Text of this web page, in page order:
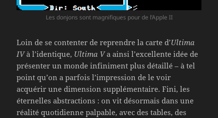
Les donjons sont magnifiques pour de l’Apple II
Loin de se contenter de reprendre la carte d’Ultima
IVà l’identique, Ultima Va ainsi l’excellente idée de
présenter un monde infiniment plus détaillé – à tel
point qu’on a parfois l’impression de le voir
acquérir une dimension supplémentaire. Fini, les
éternelles abstractions : on vit désormais dans une
réalité quotidienne palpable, avec des tables, des